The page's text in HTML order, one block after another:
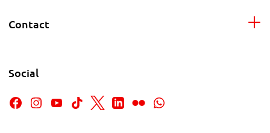
Contact
Social